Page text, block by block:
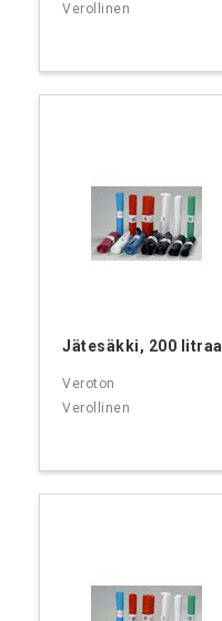
Jätesäkki, 200 litraa